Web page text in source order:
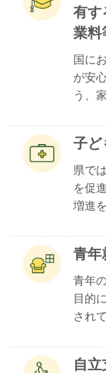
有す
業料
国に
が安
う、
子ど
県で
を促
増進
青年
青年
目的
され
自